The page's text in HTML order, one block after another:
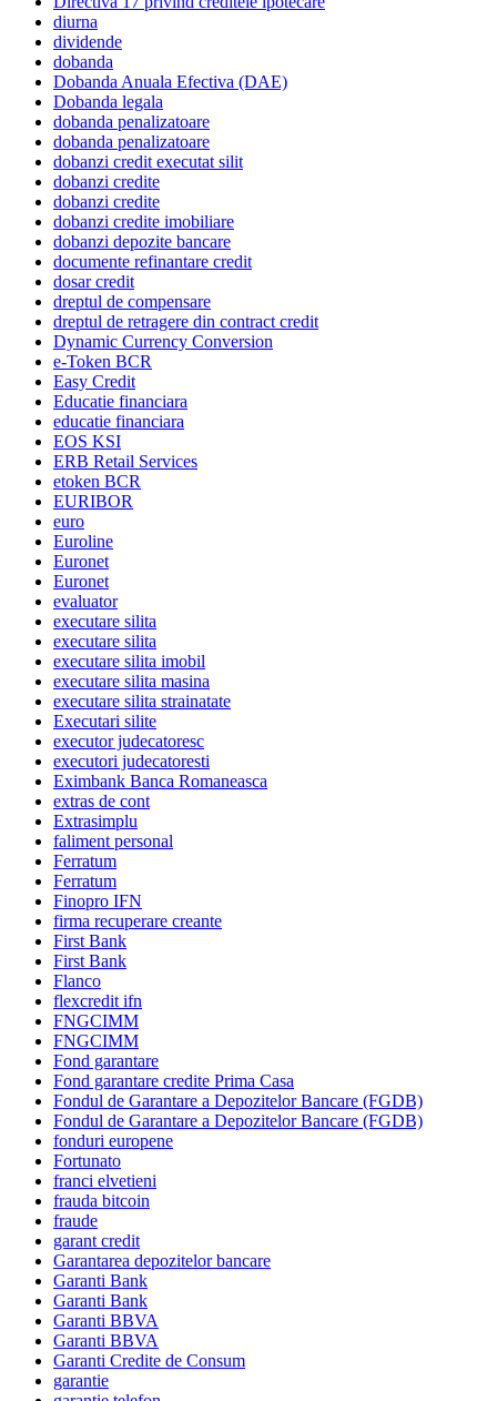
diurna
dividende
dobanda
Dobanda Anuala Efectiva (DAE)
Dobanda legala
dobanda penalizatoare
dobanda penalizatoare
dobanzi credit executat silit
dobanzi credite
dobanzi credite
dobanzi credite imobiliare
dobanzi depozite bancare
documente refinantare credit
dosar credit
dreptul de compensare
dreptul de retragere din contract credit
Dynamic Currency Conversion
e-Token BCR
Easy Credit
Educatie financiara
educatie financiara
EOS KSI
ERB Retail Services
etoken BCR
EURIBOR
euro
Euroline
Euronet
Euronet
evaluator
executare silita
executare silita
executare silita imobil
executare silita masina
executare silita strainatate
Executari silite
executor judecatoresc
executori judecatoresti
Eximbank Banca Romaneasca
extras de cont
Extrasimplu
faliment personal
Ferratum
Ferratum
Finopro IFN
firma recuperare creante
First Bank
First Bank
Flanco
flexcredit ifn
FNGCIMM
FNGCIMM
Fond garantare
Fond garantare credite Prima Casa
Fondul de Garantare a Depozitelor Bancare (FGDB)
Fondul de Garantare a Depozitelor Bancare (FGDB)
fonduri europene
Fortunato
franci elvetieni
frauda bitcoin
fraude
garant credit
Garantarea depozitelor bancare
Garanti Bank
Garanti Bank
Garanti BBVA
Garanti BBVA
Garanti Credite de Consum
garantie